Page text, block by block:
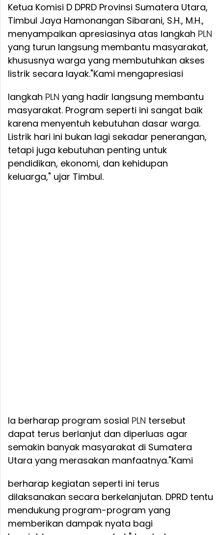
Ketua Komisi D DPRD Provinsi Sumatera Utara,
Timbul Jaya Hamonangan Sibarani, S.H., M.H.,
menyampaikan apresiasinya atas langkah PLN
yang turun langsung membantu masyarakat,
khususnya warga yang membutuhkan akses
listrik secara layak."Kami mengapresiasi
langkah PLN yang hadir langsung membantu
masyarakat. Program seperti ini sangat baik
karena menyentuh kebutuhan dasar warga.
Listrik hari ini bukan lagi sekadar penerangan,
tetapi juga kebutuhan penting untuk
pendidikan, ekonomi, dan kehidupan
keluarga," ujar Timbul.
Ia berharap program sosial PLN tersebut
dapat terus berlanjut dan diperluas agar
semakin banyak masyarakat di Sumatera
Utara yang merasakan manfaatnya."Kami
berharap kegiatan seperti ini terus
dilaksanakan secara berkelanjutan. DPRD tentu
mendukung program-program yang
memberikan dampak nyata bagi